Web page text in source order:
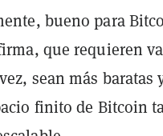
bueno para
que requieren
sean más baratas
finito de Bitcoin